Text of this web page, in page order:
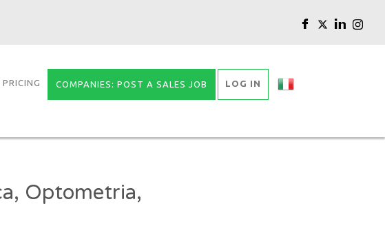
COMPANIES: POST A SALES JOB LOG IN
Optometria,